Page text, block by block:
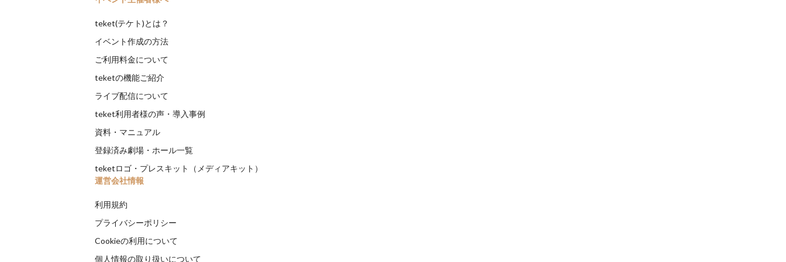
teket(テケト)とは？
イベント作成の方法
ご利用料金について
teketの機能ご紹介
ライブ配信について
teket利用者様の声・導入事例
資料・マニュアル
登録済み劇場・ホール一覧
teketロゴ・プレスキット（メディアキット）
運営会社情報
利用規約
プライバシーポリシー
Cookieの利用について
個人情報の取り扱いについて